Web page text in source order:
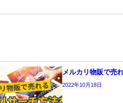
メルカリ物販で売
2022年10月18日